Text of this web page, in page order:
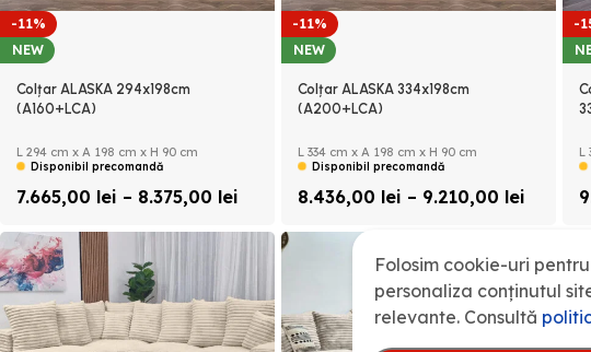
-11%
NEW
Colțar ALASKA 294x198cm
(A160+LCA)
L 294 cm x A 198 cm x H 90 cm
Disponibil precomandă
7.665,00 lei – 8.375,00 lei
-11%
NEW
Colțar ALASKA 334x198cm
(A200+LCA)
L 334 cm x A 198 cm x H 90 cm
Disponibil precomandă
8.436,00 lei – 9.210,00 lei
-
L
Folosim cookie-uri
personaliza conținutul
relevante. Consultă